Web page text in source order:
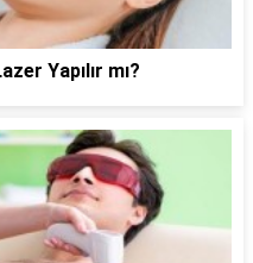
Yapılır mı?